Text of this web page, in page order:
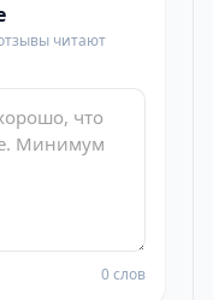
читают
0 слов